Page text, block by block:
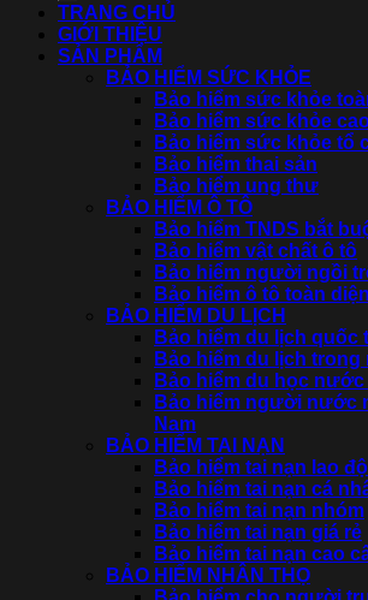
TRANG CHỦ
GIỚI THIỆU
SẢN PHẨM
BẢO HIỂM SỨC KHỎE
Bảo hiểm sức khỏe
Bảo hiểm sức khỏe
Bảo hiểm sức khỏe tổ
Bảo hiểm thai sản
Bảo hiểm ung thư
BẢO HIỂM Ô TÔ
Bảo hiểm TNDS bắt
Bảo hiểm vật chất ô tô
Bảo hiểm người ngồi
Bảo hiểm ô tô toàn diện
BẢO HIỂM DU LỊCH
Bảo hiểm du lịch quốc
Bảo hiểm du lịch
Bảo hiểm du học
Bảo hiểm người nước
Nam
BẢO HIỂM TAI NẠN
Bảo hiểm tai nạn lao
Bảo hiểm tai nạn cá
Bảo hiểm tai nạn nhóm
Bảo hiểm tai nạn giá rẻ
Bảo hiểm tai nạn cao
BẢO HIỂM NHÂN THỌ